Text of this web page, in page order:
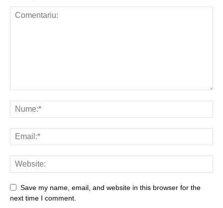
Save my name, email, and website in this browser for the
next time I comment.